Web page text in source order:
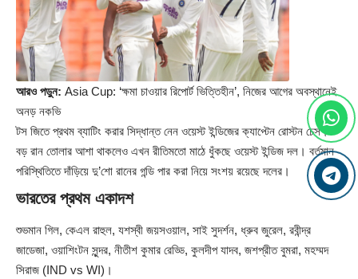
আরও পড়ুন: Asia Cup: ‘ক্ষমা চাওয়ার রিপোর্ট ভিত্তিহীন’, নিজের আগের অবস্থানেই
অনড় নকভি
টস জিতে প্রথম ব্যাটিং করার সিদ্ধান্ত নেন ওয়েস্ট ইন্ডিজের ক্যাপ্টেন রোস্টন চেস।
বড় রান তোলার আশা থাকলেও এখন রীতিমতো মাঠে ধুঁকছে ওয়েস্ট ইন্ডিজ দল। বর্তমান
পরিস্থিতিতে দাঁড়িয়ে দু’শো রানের গন্ডি পার করা নিয়ে সংশয় রয়েছে দলের।
ভারতের প্রথম একাদশ
শুভমান গিল, কেএল রাহুল, যশস্বী জয়সওয়াল, সাই সুদর্শন, ধ্রুব জুরেল, রবীন্দ্র
জাডেজা, ওয়াশিংটন সুন্দর, নীতীশ কুমার রেড্ডি, কুলদীপ যাদব, জশপ্রীত বুমরা, মহম্মদ
সিরাজ (IND vs WI)।